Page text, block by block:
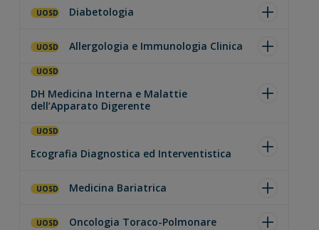
UOSD Diabetologia
UOSD Allergologia e Immunologia Clinica
UOSD
DH Medicina Interna e Malattie
dell’Apparato Digerente
UOSD
Ecografia Diagnostica ed Interventistica
UOSD Medicina Bariatrica
UOSD Oncologia Toraco-Polmonare